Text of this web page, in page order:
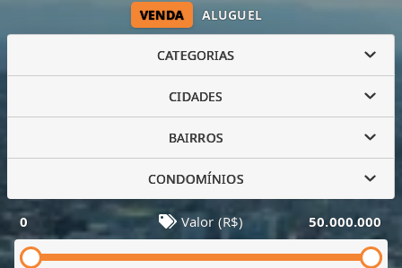
VENDA ALUGUEL
CATEGORIAS
CIDADES
BAIRROS
CONDOMÍNIOS
0 Valor (R$) 50.000.000